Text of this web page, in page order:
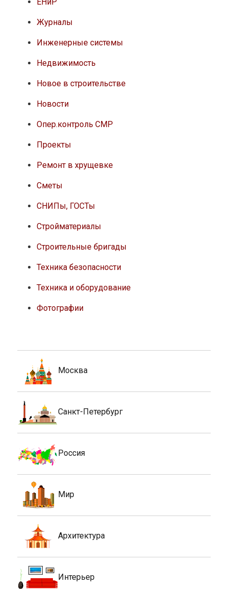
Журналы
Инженерные системы
Недвижимость
Новое в строительстве
Новости
Опер.контроль СМР
Проекты
Ремонт в хрущевке
Сметы
СНИПы, ГОСТы
Стройматериалы
Строительные бригады
Техника безопасности
Техника и оборудование
Фотографии
Москва
Санкт-Петербург
Россия
Мир
Архитектура
Интерьер